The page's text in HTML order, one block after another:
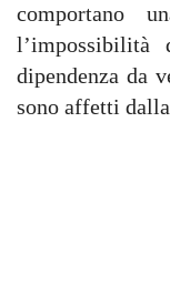
comportano
dipendenza da
sono affetti